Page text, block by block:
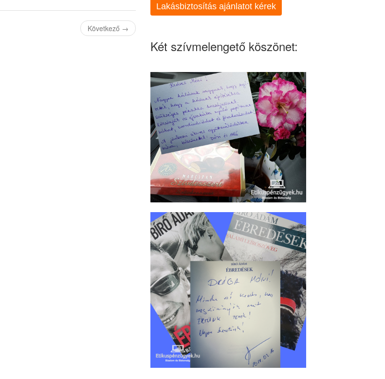
Következő →
Lakásbiztosítás ajánlatot kérek
Két szívmelengető köszönet: